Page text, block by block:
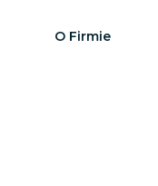
O Firmie